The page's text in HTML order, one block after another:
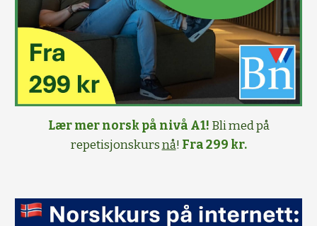
Lær mer norsk på nivå A1! Bli med på
repetisjonskursnå! Fra 299 kr.